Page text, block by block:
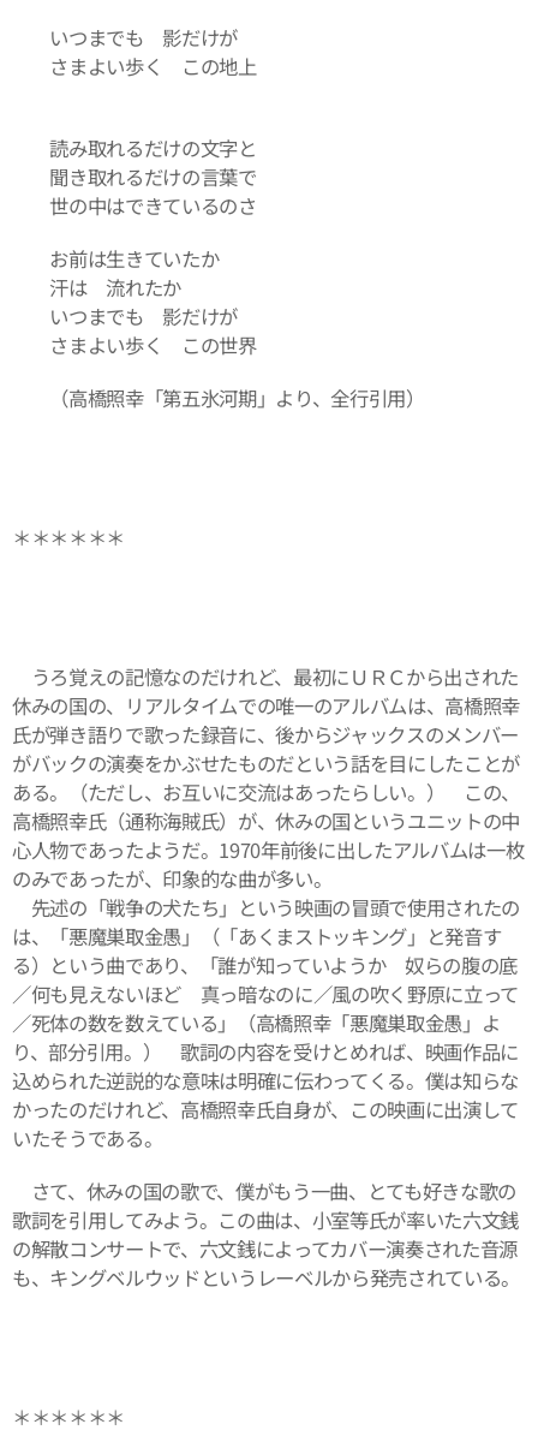
いつまでも 影だけが
さまよい歩く この地上
読み取れるだけの文字と
聞き取れるだけの言葉で
世の中はできているのさ
お前は生きていたか
汗は 流れたか
いつまでも 影だけが
さまよい歩く この世界
（高橋照幸「第五氷河期」より、全行引用）
＊＊＊＊＊＊
うろ覚えの記憶なのだけれど、最初にＵＲＣから出された
休みの国の、リアルタイムでの唯一のアルバムは、高橋照幸
氏が弾き語りで歌った録音に、後からジャックスのメンバー
がバックの演奏をかぶせたものだという話を目にしたことが
ある。（ただし、お互いに交流はあったらしい。） この、
高橋照幸氏（通称海賊氏）が、休みの国というユニットの中
心人物であったようだ。1970年前後に出したアルバムは一枚
のみであったが、印象的な曲が多い。
先述の「戦争の犬たち」という映画の冒頭で使用されたの
は、「悪魔巣取金愚」（「あくまストッキング」と発音す
る）という曲であり、「誰が知っていようか 奴らの腹の底
／何も見えないほど 真っ暗なのに／風の吹く野原に立って
／死体の数を数えている」（高橋照幸「悪魔巣取金愚」よ
り、部分引用。） 歌詞の内容を受けとめれば、映画作品に
込められた逆説的な意味は明確に伝わってくる。僕は知らな
かったのだけれど、高橋照幸氏自身が、この映画に出演して
いたそうである。
さて、休みの国の歌で、僕がもう一曲、とても好きな歌の
歌詞を引用してみよう。この曲は、小室等氏が率いた六文銭
の解散コンサートで、六文銭によってカバー演奏された音源
も、キングベルウッドというレーベルから発売されている。
＊＊＊＊＊＊